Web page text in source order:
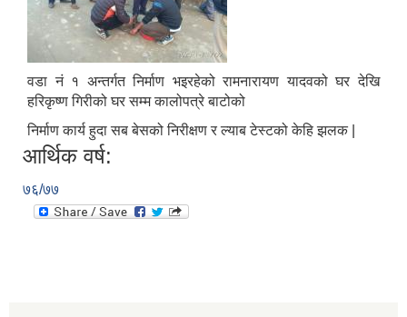
वडा नं १ अन्तर्गत निर्माण भइरहेको रामनारायण यादवको घर देखि
हरिकृष्ण गिरीको घर सम्म कालोपत्रे बाटोको
निर्माण कार्य हुदा सब बेसको निरीक्षण र ल्याब टेस्टको केहि झलक |
आर्थिक वर्ष:
७६/७७